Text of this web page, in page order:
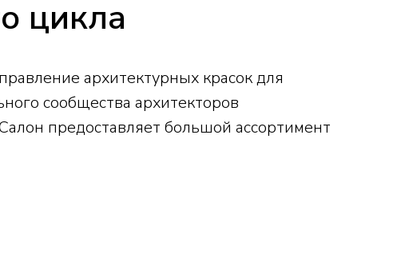
цикла
архитектурных красок для
сообщества архитекторов
предоставляет большой ассортимент